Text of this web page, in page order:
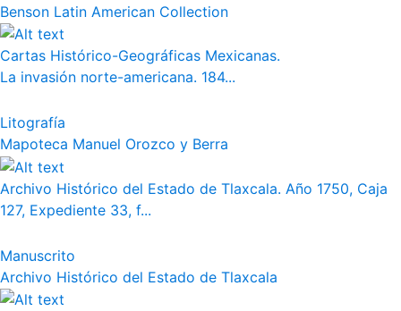
Benson Latin American Collection
Cartas Histórico-Geográficas Mexicanas.
La invasión norte-americana. 184...
Litografía
Mapoteca Manuel Orozco y Berra
Archivo Histórico del Estado de Tlaxcala. Año 1750, Caja
127, Expediente 33, f...
Manuscrito
Archivo Histórico del Estado de Tlaxcala